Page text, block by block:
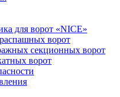
для ворот «NICE»
ворот
секционных ворот
ворот